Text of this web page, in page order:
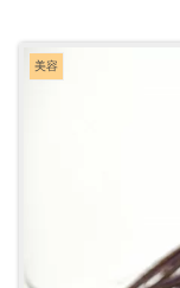
美容